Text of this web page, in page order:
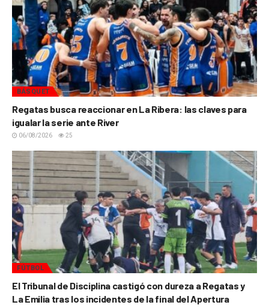
BÁSQUET
Regatas busca reaccionar en La Ribera: las claves para
igualar la serie ante River
06/08/2026 25
FÚTBOL
El Tribunal de Disciplina castigó con dureza a Regatas y
La Emilia tras los incidentes de la final del Apertura